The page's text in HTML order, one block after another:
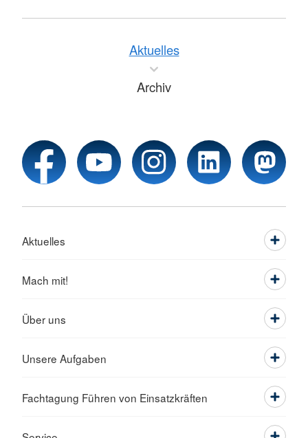
Aktuelles
Archiv
Aktuelles
Mach mit!
Über uns
Unsere Aufgaben
Fachtagung Führen von Einsatzkräften